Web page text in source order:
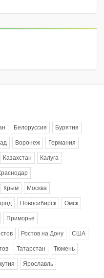
Белоруссия Бурятия
Воронеж Германия
Казахстан Калуга
Крым Москва
Новосибирск Омск
Приморье
Ростов на Дону США
Татарстан Тюмень
Ярославль